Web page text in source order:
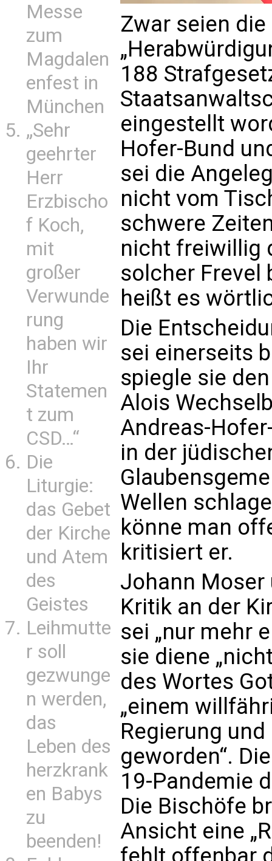
Messe
zum
Magdalen
enfest in
München
„Sehr
geehrter
Herr
Erzbischo
f Koch,
mit
großer
Verwunde
rung
haben wir
Ihr
Statemen
t zum
CSD…“
Die
Liturgie:
das Gebet
der Kirche
und Atem
des
Geistes
Leihmutte
r soll
gezwunge
n werden,
das
Leben des
herzkrank
en Babys
zu
beenden!
Zwar seien
188
eingestellt
Hofer-Bund
sei die
nicht vom
schwere
nicht freiwillig
solcher Frevel
heißt es
Die
sei einerseits
spiegle sie
Alois
Andreas-
in der
Wellen
könne man
kritisiert er.
Johann Moser
Kritik an der
sei „nur mehr
sie diene
des Wortes
„einem
Regierung
geworden“.
19-Pandemie
Die Bischöfe
Ansicht eine